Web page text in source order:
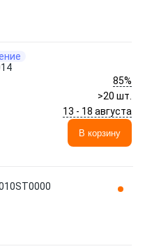
85%
>20 шт.
13 - 18 августа
В корзину